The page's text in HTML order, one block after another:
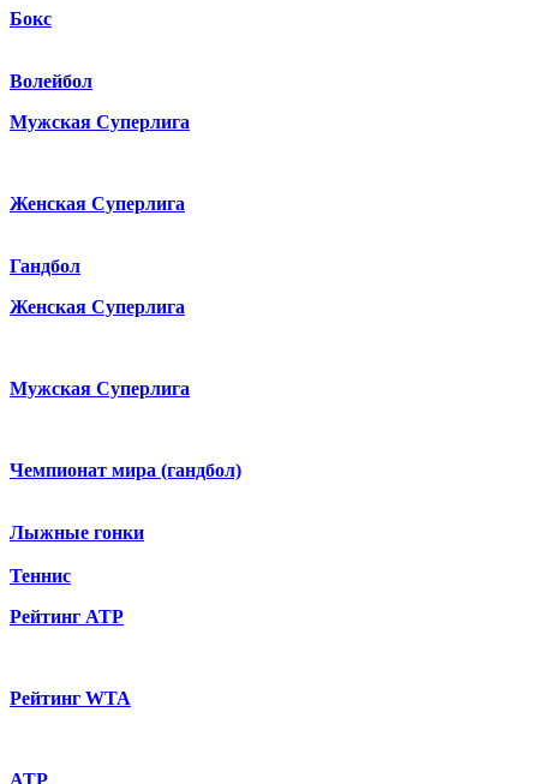
Бокс
Волейбол
Мужская Суперлига
Женская Суперлига
Гандбол
Женская Суперлига
Мужская Суперлига
Чемпионат мира (гандбол)
Лыжные гонки
Теннис
Рейтинг ATP
Рейтинг WTA
ATP